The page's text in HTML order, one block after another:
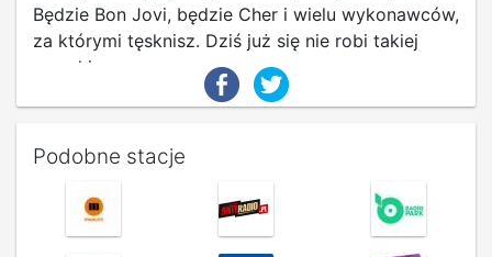
Będzie Bon Jovi, będzie Cher i wielu wykonawców,
za którymi tęsknisz. Dziś już się nie robi takiej
muzyki…
Podobne stacje